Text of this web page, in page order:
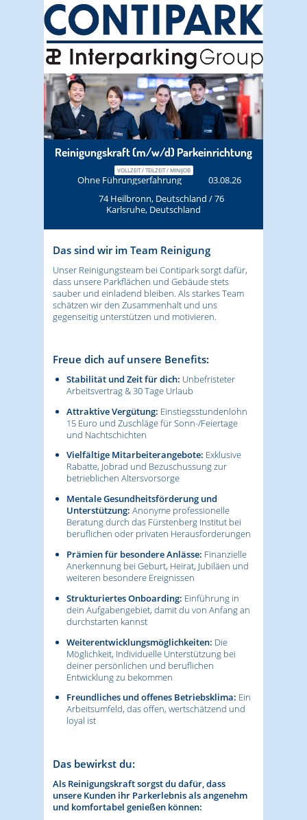
Reinigungskraft (m/w/d) Parkeinrichtung
VOLLZEIT / TEILZEIT / MINIJOB
Ohne Führungserfahrung
03.08.26
74 Heilbronn, Deutschland / 76
Karlsruhe, Deutschland
Das sind wir im Team Reinigung
Unser Reinigungsteam bei Contipark sorgt dafür,
dass unsere Parkflächen und Gebäude stets
sauber und einladend bleiben. Als starkes Team
schätzen wir den Zusammenhalt und uns
gegenseitig unterstützen und motivieren.
Freue dich auf unsere Benefits:
Stabilität und Zeit für dich: Unbefristeter
Arbeitsvertrag & 30 Tage Urlaub
Attraktive Vergütung: Einstiegsstundenlohn
15 Euro und Zuschläge für Sonn-/Feiertage
und Nachtschichten
Vielfältige Mitarbeiterangebote: Exklusive
Rabatte, Jobrad und Bezuschussung zur
betrieblichen Altersvorsorge
Mentale Gesundheitsförderung und
Unterstützung: Anonyme professionelle
Beratung durch das Fürstenberg Institut bei
beruflichen oder privaten Herausforderungen
Prämien für besondere Anlässe: Finanzielle
Anerkennung bei Geburt, Heirat, Jubiläen und
weiteren besondere Ereignissen
Strukturiertes Onboarding: Einführung in
dein Aufgabengebiet, damit du von Anfang an
durchstarten kannst
Weiterentwicklungsmöglichkeiten: Die
Möglichkeit, Individuelle Unterstützung bei
deiner persönlichen und beruflichen
Entwicklung zu bekommen
Freundliches und offenes Betriebsklima: Ein
Arbeitsumfeld, das offen, wertschätzend und
loyal ist
Das bewirkst du:
Als Reinigungskraft sorgst du dafür, dass
unsere Kunden ihr Parkerlebnis als angenehm
und komfortabel genießen können: